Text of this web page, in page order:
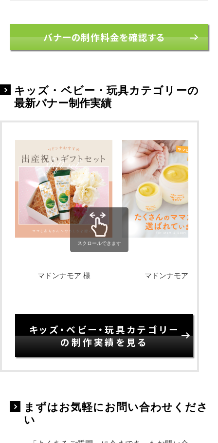
バナーの制作料金を確認する
キッズ・ベビー・玩具カテゴリーの
最新バナー制作実績
マドンナモア 様 マドンナモア 様
スクロールできます
キッズ・ベビー・玩具カテゴリー
の制作実績を見る
まずはお気軽にお問い合わせくださ
い